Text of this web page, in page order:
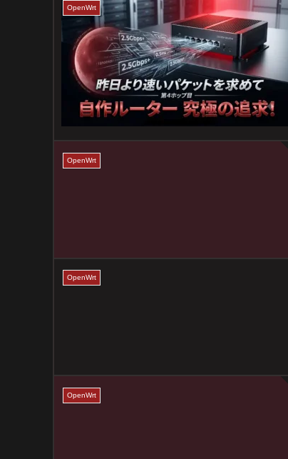
OpenWrt
OpenWrt
OpenWrt
OpenWrt